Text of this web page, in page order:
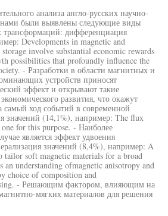
анализа англо-русских научно-
нами были выявлены следующие виды
трансформаций: дифференциация
Developments in magnetic and
involve substantial economic rewards
possibilities that profoundly influence the
- Разработки в области магнитных и
устройств приносят
эффект и открывают такие
развития, что окажут
самый ход событий в современной
значений (14,1%), например: The flux
for this purpose. - Наиболее
является эффект удвоения
значений (8,4%), например: A
soft magnetic materials for a broad
an understanding ofmagnetic anisotropy and
choice of composition and
- Решающим фактором, влияющим на
мягких материалов для решения